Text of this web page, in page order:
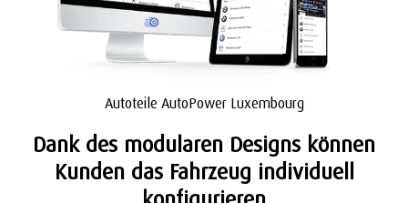
Autoteile AutoPower Luxembourg
Dank des modularen Designs können
Kunden das Fahrzeug individuell